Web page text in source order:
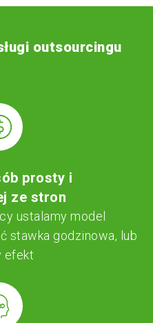
outsourcingu
prosty i
ze stron
ustalamy model
stawka godzinowa, lub
efekt